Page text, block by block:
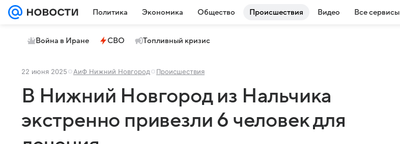
Политика Экономика Общество Происшествия Видео Все сервисы
Война в Иране СВО Топливный кризис
22 июня 2025 АиФ Нижний Новгород Происшествия
В Нижний Новгород из Нальчика
экстренно привезли 6 человек для